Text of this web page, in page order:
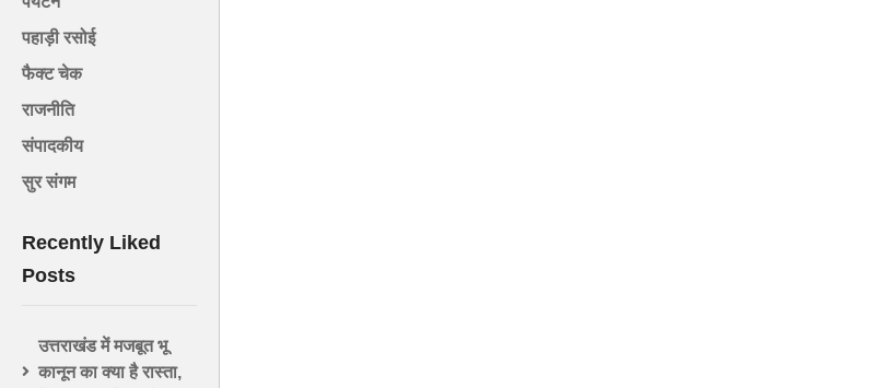
पहाड़ी रसोई
फैक्ट चेक
राजनीति
संपादकीय
सुर संगम
Recently Liked
Posts
उत्तराखंड में मजबूत भू
कानून का क्या है रास्ता,